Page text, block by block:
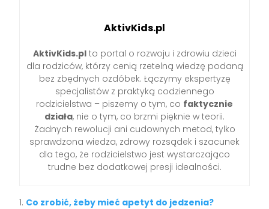
AktivKids.pl
AktivKids.plto portal o rozwoju i zdrowiu dzieci
dla rodziców, którzy cenią rzetelną wiedzę podaną
bez zbędnych ozdóbek. Łączymy ekspertyzę
specjalistów z praktyką codziennego
rodzicielstwa – piszemy o tym, co faktycznie
działa, nie o tym, co brzmi pięknie w teorii.
Żadnych rewolucji ani cudownych metod, tylko
sprawdzona wiedza, zdrowy rozsądek i szacunek
dla tego, że rodzicielstwo jest wystarczająco
trudne bez dodatkowej presji idealności.
Co zrobić, żeby mieć apetyt do jedzenia?